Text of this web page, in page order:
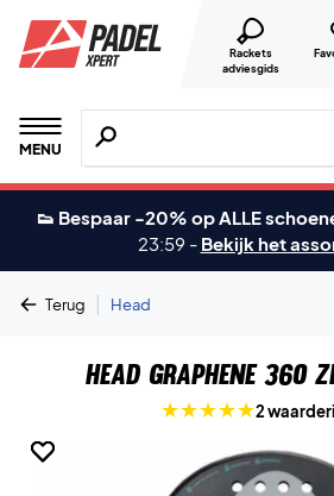
Rackets
adviesgids
MENU
Zoeken naar producten,
👟 Bespaar -20% op ALLE
23:59 - Bekijk het
Terug | Head
Head Graphene 360
2